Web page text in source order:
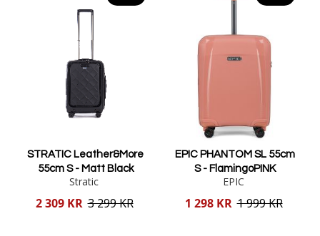
STRATIC Leather&More
55cm S - Matt Black
Stratic
Reducerat
2 309 KR 3 299 KR
EPIC PHANTOM SL 55cm
S - FlamingoPINK
EPIC
Reducerat
1 298 KR 1 999 KR